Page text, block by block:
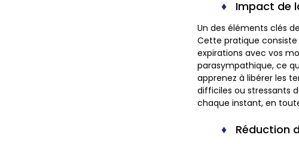
Impact de
Un des éléments clés
Cette pratique
expirations avec vos
parasympathique, ce
apprenez à libérer les
difficiles ou stressants
chaque instant, en
Réduction